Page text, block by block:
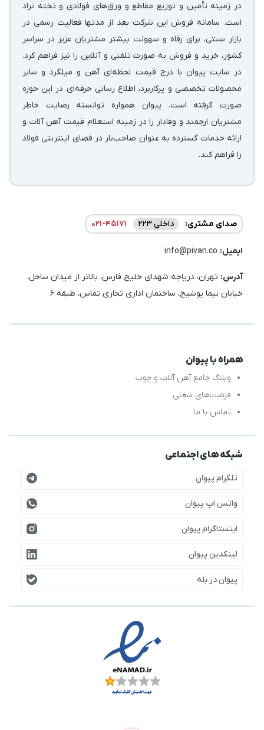
در زمینه‌ تأمین و توزیع مقاطع و ورق‌های فولادی و تخته نراد
است. سامانه فروش این شرکت بعد از مدتها فعالیت رسمی در
بازار سنتی، برای رفاه و سهولت بیشتر مشتریان عزیز در سراسر
کشور، خرید و فروش به صورت تلفنی و آنلاین را نیز فراهم کرد.
در سایت پیوان با درج قیمت لحظه‌ای آهن و میلگرد و سایر
محصولات تخصصی و پرکاربرد، اطلاع رسانی حرفه‌ای در این حوزه
صورت گرفته است. پیوان همواره توانسته رضایت خاطر
مشتریان ارجمند و وفادار را در زمینه استعلام قیمت آهن آلات و
ارائه خدمات گسترده به عنوان صاحب‌بار در فضای اینترنتی فولاد
را فراهم کند.
صدای مشتری: داخلی 223 021-45171
ایمیل:‌
آدرس: تهران، دریاچه شهدای خلیج فارس، بالاتر از میدان ساحل،
خیابان نیما یوشیج، ساختمان اداری تجاری تماس، طبقه 6
همراه با پیوان
وبلاگ جامع آهن آلات و چوب
فرصت‌های شغلی
تماس با ما
شبکه های اجتماعی
تلگرام پیوان
واتس اپ پیوان
اینستاگرام پیوان
لینکدین پیوان
پیوان در بله